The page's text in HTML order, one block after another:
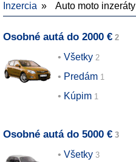
Inzercia Auto moto inzeráty
Osobné autá do 2000 €
Všetky
Predám
Kúpim
Osobné autá do 5000 €
Všetky